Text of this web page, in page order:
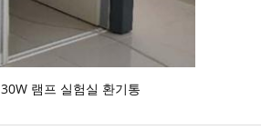
30W 램프 실험실 환기통